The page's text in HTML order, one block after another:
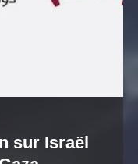
sur Israël